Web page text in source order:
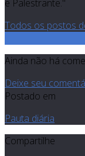
e Palestrante."
Todos os postos
Ainda não há
Deixe seu
Postado em
Pauta diária
Compartilhe